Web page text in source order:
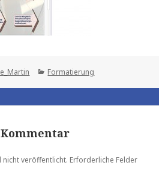
Categories
Formatierung
nicht veröffentlicht. Erforderliche Felder